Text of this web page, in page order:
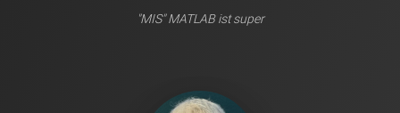
"MIS" MATLAB ist super